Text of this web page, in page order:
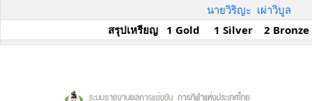
นายวิริญะ เผ่าวิบูล
สรุปเหรียญ 1 Gold 1 Silver 2 Bronze